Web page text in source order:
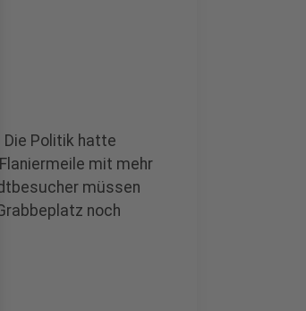
Politik hatte
mit mehr
müssen
noch